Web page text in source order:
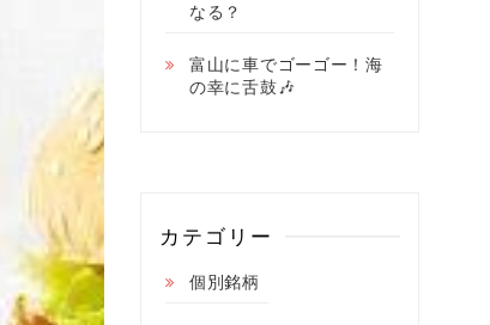
なる？
富山に車でゴーゴー！海
の幸に舌鼓🎶
カテゴリー
個別銘柄